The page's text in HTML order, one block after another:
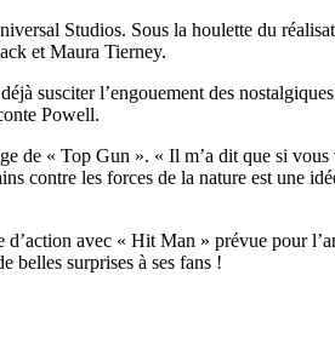
Studios. Sous la houlette du
et Maura Tierney.
susciter l’engouement des
Powell.
de « Top Gun ». « Il m’a dit que si
contre les forces de la nature est une
avec « Hit Man » prévue pour
belles surprises à ses fans !